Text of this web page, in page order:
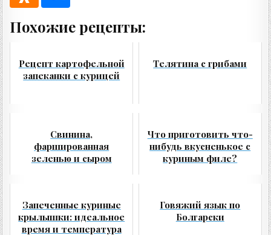
Похожие рецепты:
Рецепт картофельной
запеканки с курицей
Телятина с грибами
Свинина,
фаршированная
зеленью и сыром
Что приготовить что-
нибудь вкусненькое с
куриным филе?
Запеченные куриные
крылышки: идеальное
время и температура
Говяжий язык по
Болгарски